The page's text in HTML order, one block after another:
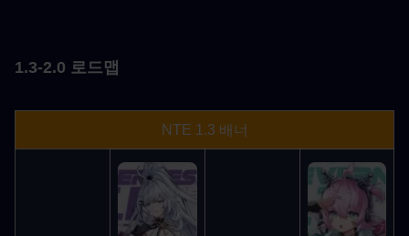
1.3-2.0 로드맵
NTE 1.3 배너